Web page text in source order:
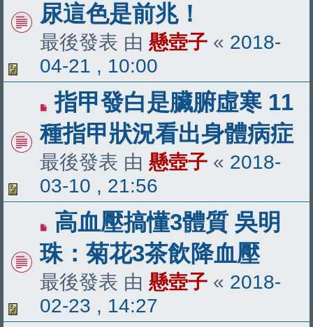
尿這色是前兆！
最後發表 由 懸壺子 « 2018-
04-21 , 10:00
指甲發白是臟腑虛寒 11
種指甲狀況看出身體病症
最後發表 由 懸壺子 « 2018-
03-10 , 21:56
高血壓搞懂3體質 吳明
珠：菊花3茶飲降血壓
最後發表 由 懸壺子 « 2018-
02-23 , 14:27